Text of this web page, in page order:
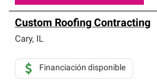
Custom Roofing Contracting
Cary, IL
Financiación disponible